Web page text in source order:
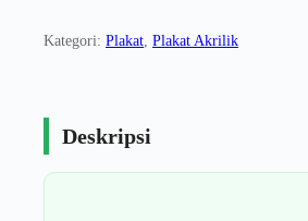
Kategori: Plakat Plakat Akrilik
Deskripsi